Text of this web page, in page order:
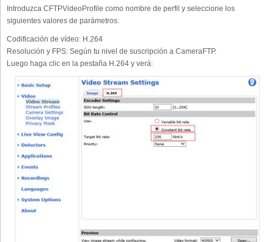
Introduzca CFTPVideoProfile como nombre de perfil y seleccione los
siguientes valores de parámetros:
Codificación de vídeo: H.264
Resolución y FPS: Según tu nivel de suscripción a CameraFTP.
Luego haga clic en la pestaña H.264 y verá: